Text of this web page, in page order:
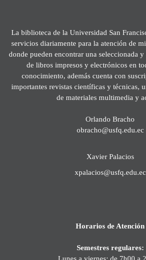
La biblioteca de la Universidad San
servicios diariamente para la atención de
donde pueden encontrar una seleccionada
de libros impresos y electrónicos en
conocimiento, además cuenta con
importantes revistas científicas y técnicas,
de materiales multimedia y
Orlando Bracho
obracho@usfq.edu.ec
Xavier Palacios
xpalacios@usfq.edu.ec
Horarios de Atención
Semestres regulares:
Lunes a viernes: de 7h00 a